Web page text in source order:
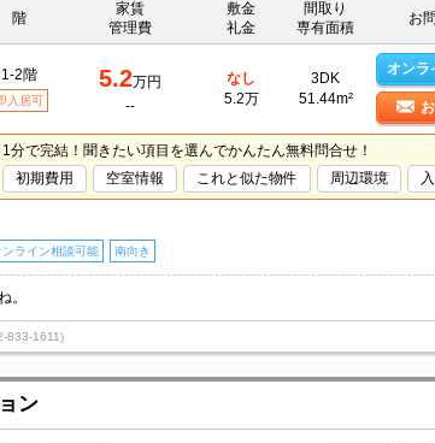
階
家賃
管理費
敷金
礼金
間取り
専有面積
お
1-2階
入居可
5.2万円
--
なし
5.2万
3DK
51.44m²
オンラ
1分で完結！聞きたい項目を選んでかんたん無料問合せ！
初期費用
空室情報 これと似た物件 周辺環境
ンライン相談可能 南向き
。
833-1611)
ン